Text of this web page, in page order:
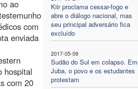
Kiir proclama cessar-fogo e
abre o diálogo nacional, mas
seu principal adversário fica
excluído
2017-05-09
Sudão do Sul em colapso. Em
Juba, o povo e os estudantes
protestam
ao
com
enviada
hospital
com 20